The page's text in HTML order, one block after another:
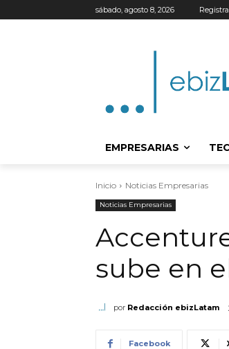
sábado, agosto 8, 2026
EMPRESARIAS
Inicio Noticias Empresarias
Noticias Empresarias
sube en
por Redacción ebizLatam
Facebook